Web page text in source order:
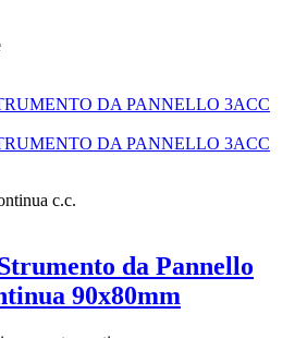
c.c.
da Pannello
90x80mm